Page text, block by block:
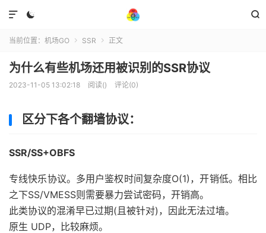



当前位置： 机场GO  SSR  正文
为什么有些机场还用被识别的SSR协议
2023-11-05 13:02:18 阅读() 评论(0)
区分下各个翻墙协议：
SSR/SS+OBFS
专线快乐协议。多用户鉴权时间复杂度O(1)，开销低。相比
之下SS/VMESS则需要暴力尝试密码，开销高。
此类协议的混淆早已过期(且被针对)，因此无法过墙。
原生 UDP，比较麻烦。